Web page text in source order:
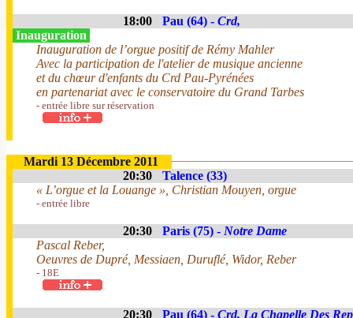
18:00 Pau (64) - Crd,
Inauguration
Inauguration de l’orgue positif de Rémy Mahler
Avec la participation de l'atelier de musique ancienne
et du chœur d'enfants du Crd Pau-Pyrénées
en partenariat avec le conservatoire du Grand Tarbes
- entrée libre sur réservation
Mardi 13 Décembre 2011
20:30
Talence (33)
« L’orgue et la Louange », Christian Mouyen, orgue
- entrée libre
20:30 Paris (75) - Notre Dame
Pascal Reber,
Oeuvres de Dupré, Messiaen, Duruflé, Widor, Reber
- 18E
20:30 Pau (64) - Crd, La Chapelle Des